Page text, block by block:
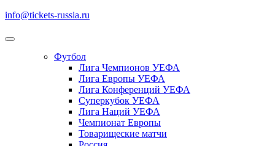
info@tickets-russia.ru
Футбол
Лига Чемпионов УЕФА
Лига Европы УЕФА
Лига Конференций УЕФА
Суперкубок УЕФА
Лига Наций УЕФА
Чемпионат Европы
Товарищеские матчи